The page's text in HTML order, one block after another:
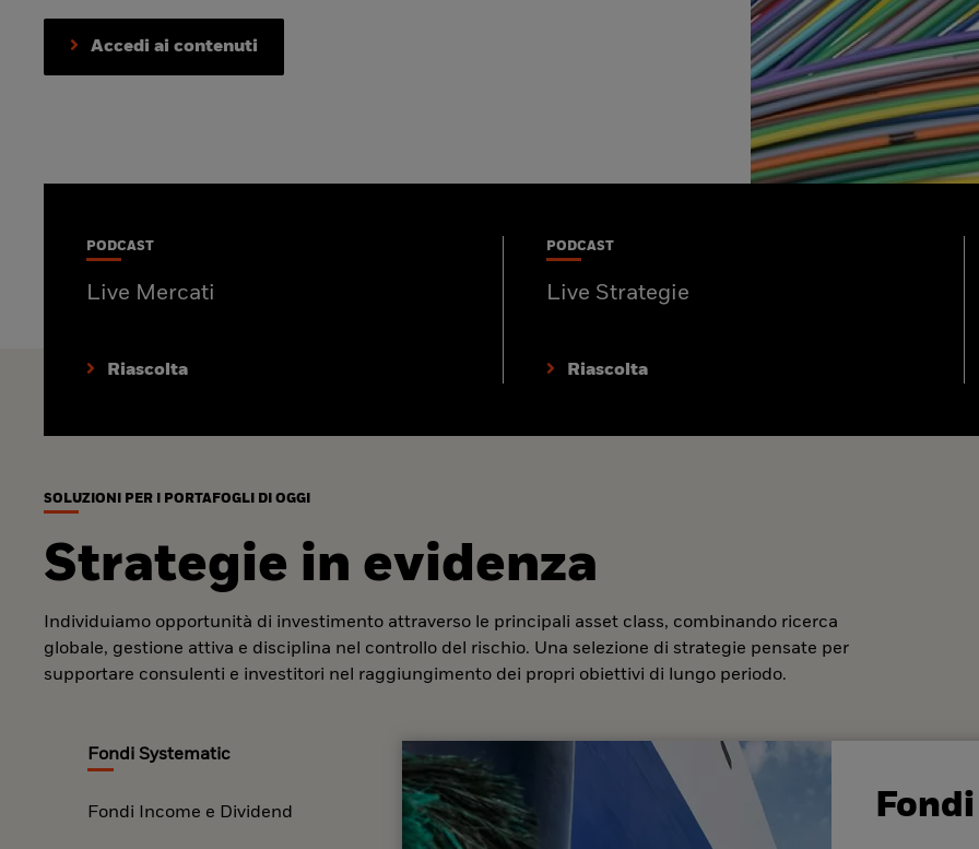
Accedi ai contenuti
PODCAST
Live Mercati
Riascolta
PODCAST
Live Strategie
Riascolta
SOLUZIONI PER I PORTAFOGLI DI OGGI
Strategie in evidenza
Individuiamo opportunità di investimento attraverso le principali asset class, combinando ricerca
globale, gestione attiva e disciplina nel controllo del rischio. Una selezione di strategie pensate per
supportare consulenti e investitori nel raggiungimento dei propri obiettivi di lungo periodo.
Fondi Systematic
Fondi Income e Dividend